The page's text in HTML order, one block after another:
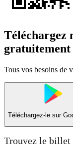
Téléchargez
gratuitement
Tous vos besoins de
Téléchargez-le sur
Trouvez le billet